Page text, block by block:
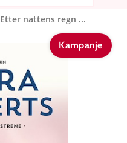
Etter nattens regn ...
Kampanje